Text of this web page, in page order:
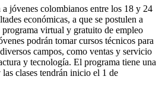
jóvenes colombianos entre los 18 y 24
económicas, a que se postulen a
programa virtual y gratuito de empleo
podrán tomar cursos técnicos para
campos, como ventas y servicio
y tecnología. El programa tiene una
clases tendrán inicio el 1 de